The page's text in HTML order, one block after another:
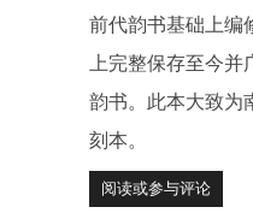
前代韵书基础上编
上完整保存至今并
韵书。此本大致为
刻本。
阅读或参与评论